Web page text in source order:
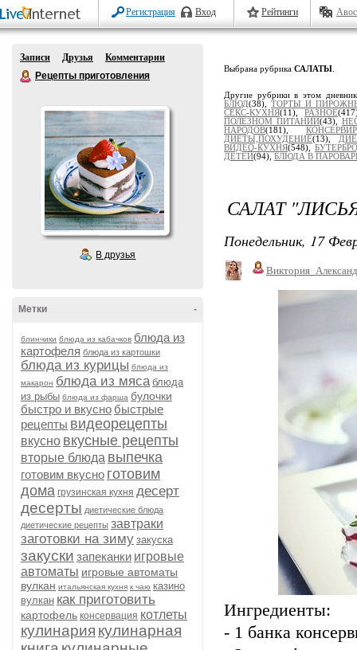
Регистрация Вход Рейтинги
Записи Друзья
Комментарии
Рецепты приготовления
В друзья
-
Метки
блинчики блюда из кабачков блюда из
картофеля блюда из картошки
блюда из курицы блюда из
макарон блюда из мяса блюда
из рыбы блюда из фарша булочки
быстро и вкусно быстрые
рецепты видеорецепты
вкусно вкусные рецепты
вторые блюда выпечка
готовим вкусно готовим
дома грузинская кухня десерт
десерты диетические блюда
диетические рецепты завтраки
заготовки на зиму закуска
закуски запеканки игровые
автоматы игровые автоматы
вулкан итальянская кухня к чаю казино
вулкан как приготовить
картофель консервация котлеты
кулинария кулинарная
Выбрана рубрика САЛАТЫ
Другие рубрики в этом
БЛЮД(38), ТОРТЫ И
СЕКС-КУХНЯ(11),РАЗНОЕ
ПОЛЕЗНОМ ПИТАНИИ(43),
НАРОДОВ(181),
ДИЕТЫ,ПОХУДЕНИЕ(13),
ВИДЕО-КУХНЯ(548),
ДЕТЕЙ(94), БЛЮДА В
САЛАТ
Понедельник, 17
Ингредиенты:
- 1 банка